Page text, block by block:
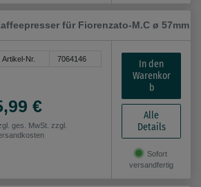
für Fiorenzato-M.C ø 57mm
Artikel-Nr. 7064146
€
ges. MwSt. zzgl.
In den
Warenkor
b
Alle
Details
Sofort
versandfertig